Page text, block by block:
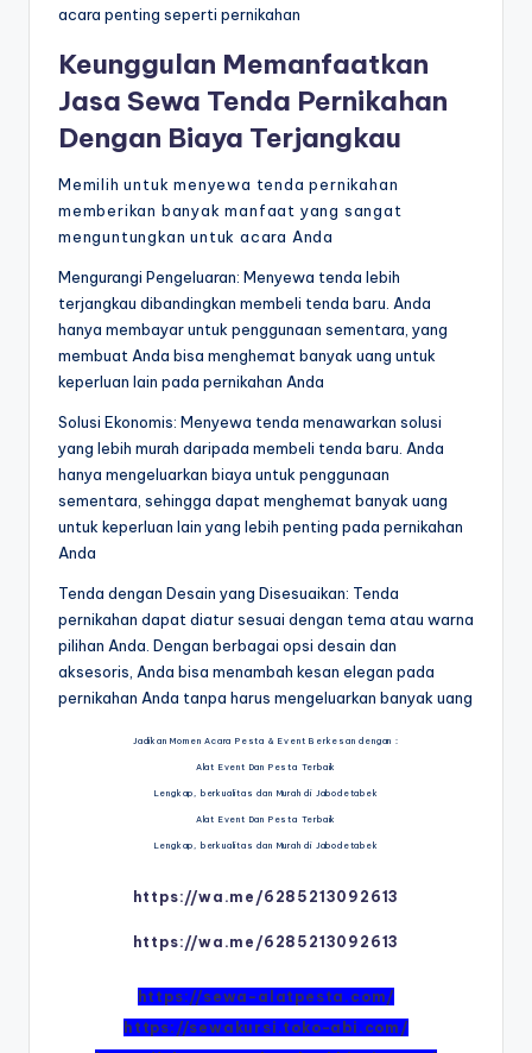
acara penting seperti pernikahan
Keunggulan Memanfaatkan
Jasa Sewa Tenda Pernikahan
Dengan Biaya Terjangkau
Memilih untuk menyewa tenda pernikahan
memberikan banyak manfaat yang sangat
menguntungkan untuk acara Anda
Mengurangi Pengeluaran: Menyewa tenda lebih
terjangkau dibandingkan membeli tenda baru. Anda
hanya membayar untuk penggunaan sementara, yang
membuat Anda bisa menghemat banyak uang untuk
keperluan lain pada pernikahan Anda
Solusi Ekonomis: Menyewa tenda menawarkan solusi
yang lebih murah daripada membeli tenda baru. Anda
hanya mengeluarkan biaya untuk penggunaan
sementara, sehingga dapat menghemat banyak uang
untuk keperluan lain yang lebih penting pada pernikahan
Anda
Tenda dengan Desain yang Disesuaikan: Tenda
pernikahan dapat diatur sesuai dengan tema atau warna
pilihan Anda. Dengan berbagai opsi desain dan
aksesoris, Anda bisa menambah kesan elegan pada
pernikahan Anda tanpa harus mengeluarkan banyak uang
Jadikan Momen Acara Pesta & Event Berkesan dengan :
Alat Event Dan Pesta Terbaik
Lengkap, berkualitas dan Murah di Jabodetabek
Alat Event Dan Pesta Terbaik
Lengkap, berkualitas dan Murah di Jabodetabek
https://wa.me/6285213092613
https://wa.me/6285213092613
https://sewa-alatpesta.com/
https://sewakursi.toko-abi.com/